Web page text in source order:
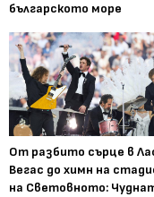
българското море
От разбито сърце в
Вегас до химн на
на Световното: